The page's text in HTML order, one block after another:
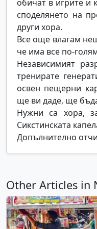
обичат в игрите и
споделянето на
други хора.
Все още влагам
че има все по-
Независимият
тренирате
освен пещерни
ще ви даде, ще
Нужни са хора,
Сикстинската
Допълнително
Other Articles in